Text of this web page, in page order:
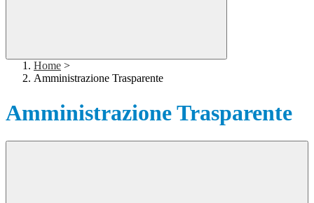
Home >
Amministrazione Trasparente
Amministrazione Trasparente